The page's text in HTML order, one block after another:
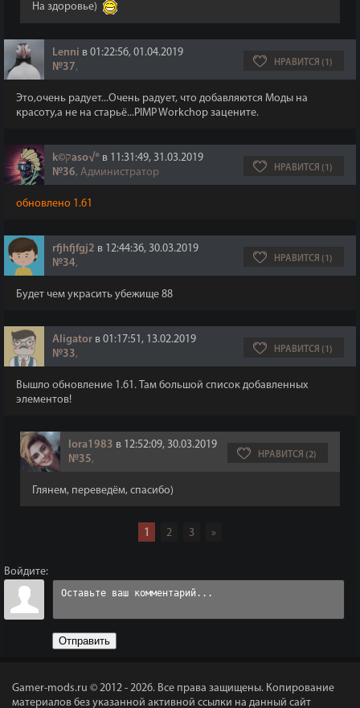
На здоровье)
Lenni в 01:22:56, 01.04.2019
№37, НРАВИТСЯ (1)
Это,очень радует...Очень радует, что добавляются Моды на
красоту,а не на старьё...PIMP Workchop зацените.
k©קaso√® в 11:31:49, 31.03.2019
№36, Администратор НРАВИТСЯ (1)
обновлено 1.61
rfjhfjfgj2 в 12:44:36, 30.03.2019
№34, НРАВИТСЯ (1)
Будет чем украсить убежище 88
Aligator в 01:17:51, 13.02.2019
№33, НРАВИТСЯ (1)
Вышло обновление 1.61. Там большой список добавленных
элементов!
lora1983 в 12:52:09, 30.03.2019
№35, НРАВИТСЯ (2)
Глянем, переведём, спасибо)
1 2 3 »
Войдите:
Отправить
Gamer-mods.ru © 2012 - 2026. Все права защищены. Копирование
материалов без указанной активной ссылки на данный сайт